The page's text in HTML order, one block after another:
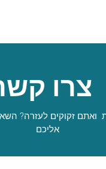
צרו
ואתם זקוקים לעזרה?
אליכם